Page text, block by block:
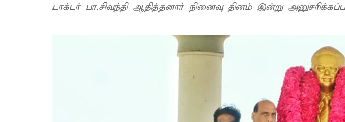
டாக்டர் பா.சிவந்தி ஆதித்தனார் நினைவு தினம் இன்று